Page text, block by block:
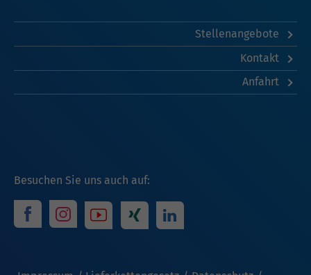
Stellenangebote
Kontakt
Anfahrt
Besuchen Sie uns auch auf: